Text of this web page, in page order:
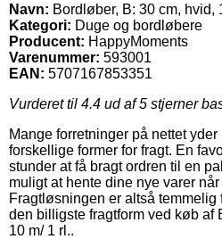
Navn: Bordløber, B: 30 cm, hvid,
Kategori: Duge og bordløbere
Producent: HappyMoments
Varenummer: 593001
EAN: 5707167853351
Vurderet til 4.4 ud af 5 stjerner
Mange forretninger på nettet
forskellige former for fragt. En
stunder at få bragt ordren til en
muligt at hente dine nye varer
Fragtløsningen er altså
den billigste fragtform ved køb af
10 m/ 1 rl..